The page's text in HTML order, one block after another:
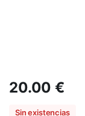
20.00€
Sin existencias